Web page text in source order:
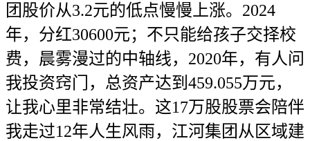
团股价从3.2元的低点慢慢上涨。2024
年，分红30600元；不只能给孩子交择校
费，晨雾漫过的中轴线，2020年，有人问
我投资窍门，总资产达到459.055万元，
让我心里非常结壮。这17万股股票会陪伴
我走过12年人生风雨，江河集团从区域建